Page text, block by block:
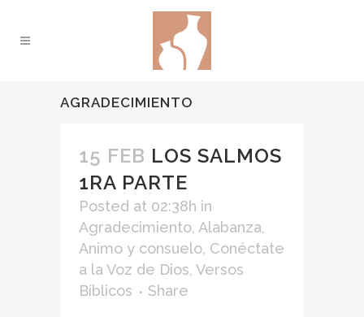
AGRADECIMIENTO
15 FEB LOS SALMOS
1RA PARTE
Posted at 02:38h in
Agradecimiento, Alabanza,
Animo y consuelo, Conéctate
a la Voz de Dios, Versos
Bíblicos
Share